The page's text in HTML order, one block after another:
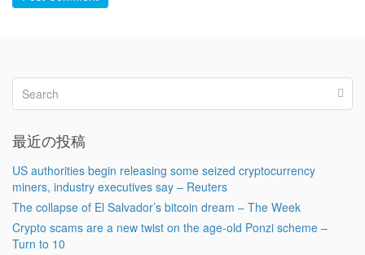
最近の投稿
US authorities begin releasing some seized cryptocurrency
miners, industry executives say – Reuters
The collapse of El Salvador’s bitcoin dream – The Week
Crypto scams are a new twist on the age-old Ponzi scheme –
Turn to 10